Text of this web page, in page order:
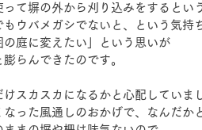
て塀の外から刈り込みをするとい
ウバメガシでないと、という気持
の庭に変えたい」という思いが
らんできたのです。
スカスカになるかと心配していま
った風通しのおかげで、なんだか